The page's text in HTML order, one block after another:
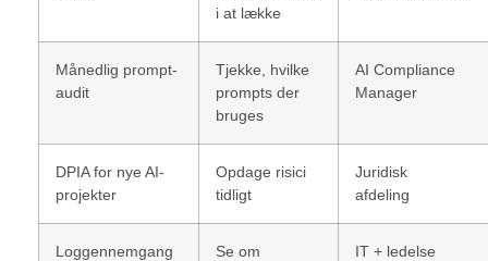
i at lække
Månedlig prompt-
audit
Tjekke, hvilke
prompts der
bruges
AI Compliance
Manager
DPIA for nye AI-
projekter
Opdage risici
tidligt
Juridisk
afdeling
Loggennemgang
Se om
IT + ledelse